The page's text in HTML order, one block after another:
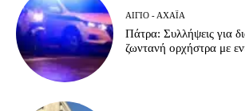
ΑΊΓΙΟ - ΑΧΑΪ́Α
Πάτρα: Συλλήψεις για
ζωντανή ορχήστρα με